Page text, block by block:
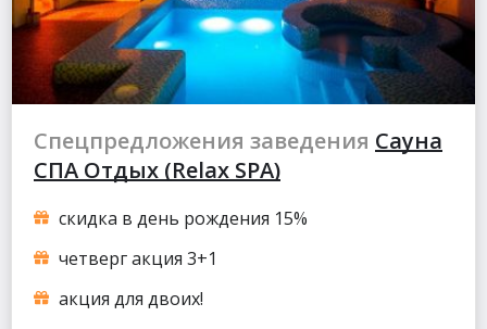
Спецпредложения заведения Сауна
СПА Отдых (Relax SPA)
скидка в день рождения 15%
четверг акция 3+1
акция для двоих!